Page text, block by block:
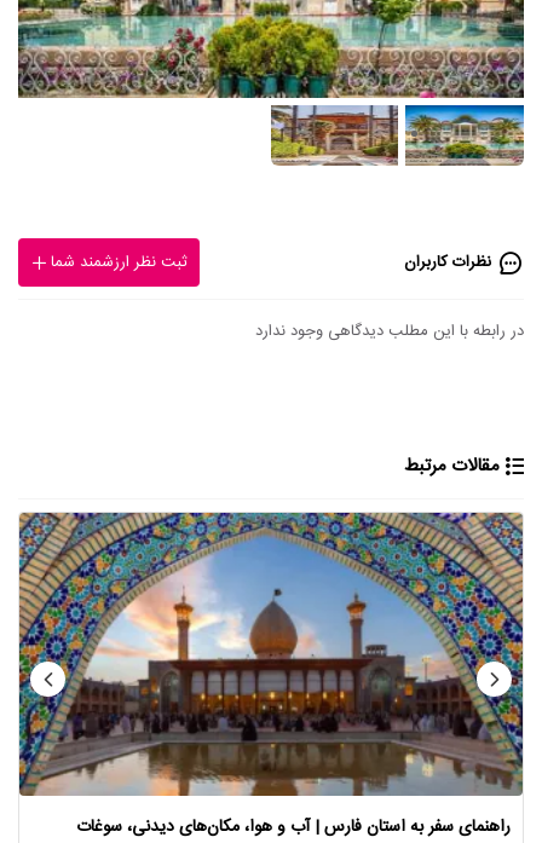
نظرات کاربران ثبت نظر ارزشمند شما
در رابطه با این مطلب دیدگاهی وجود ندارد
مقالات مرتبط
راهنمای سفر به استان فارس | آب و هوا، مکان‌های دیدنی، سوغات